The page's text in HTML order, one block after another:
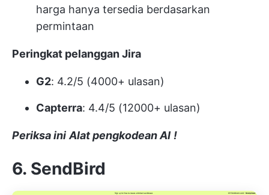
harga hanya tersedia berdasarkan
permintaan
Peringkat pelanggan Jira
G2: 4.2/5 (4000+ ulasan)
Capterra: 4.4/5 (12000+ ulasan)
Periksa ini Alat pengkodean AI !
6. SendBird